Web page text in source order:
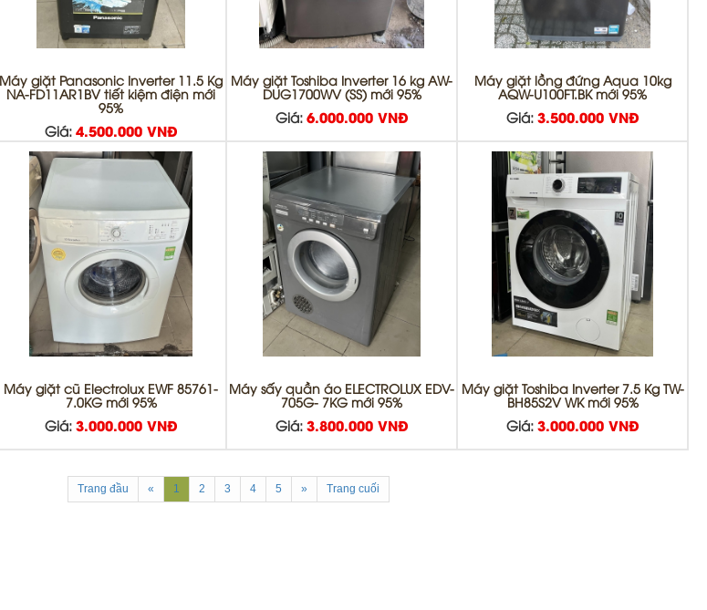
Máy giặt Panasonic Inverter 11.5 Kg
NA-FD11AR1BV tiết kiệm điện mới
95%
Giá: 4.500.000 VNĐ
Máy giặt Toshiba Inverter 16 kg AW-
DUG1700WV (SS) mới 95%
Giá: 6.000.000 VNĐ
Máy giặt lồng đứng Aqua 10kg
AQW-U100FT.BK mới 95%
Giá: 3.500.000 VNĐ
Máy giặt cũ Electrolux EWF 85761-
7.0KG mới 95%
Giá: 3.000.000 VNĐ
Máy sấy quần áo ELECTROLUX EDV-
705G- 7KG mới 95%
Giá: 3.800.000 VNĐ
Máy giặt Toshiba Inverter 7.5 Kg TW-
BH85S2V WK mới 95%
Giá: 3.000.000 VNĐ
Trang đầu « 1 2 3 4 5 » Trang cuối